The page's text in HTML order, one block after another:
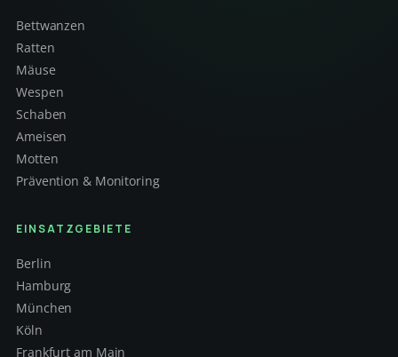
Bettwanzen
Ratten
Mäuse
Wespen
Schaben
Ameisen
Motten
Prävention & Monitoring
EINSATZGEBIETE
Berlin
Hamburg
München
Köln
Frankfurt am Main